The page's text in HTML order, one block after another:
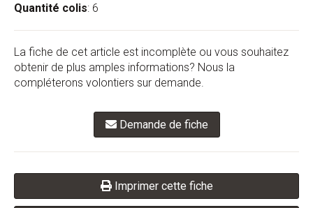
Quantité colis: 6
La fiche de cet article est incomplète ou vous souhaitez
obtenir de plus amples informations? Nous la
compléterons volontiers sur demande.
Demande de fiche
Imprimer cette fiche